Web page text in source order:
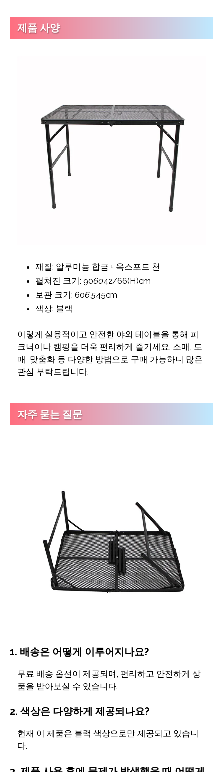
제품 사양
재질: 알루미늄 합금 + 옥스포드 천
펼쳐진 크기: 906042/66(H)cm
보관 크기: 606.545cm
색상: 블랙
이렇게 실용적이고 안전한 야외 테이블을 통해 피
크닉이나 캠핑을 더욱 편리하게 즐기세요. 소매, 도
매, 맞춤화 등 다양한 방법으로 구매 가능하니 많은
관심 부탁드립니다.
자주 묻는 질문
1. 배송은 어떻게 이루어지나요?
무료 배송 옵션이 제공되며, 편리하고 안전하게 상
품을 받아보실 수 있습니다.
2. 색상은 다양하게 제공되나요?
현재 이 제품은 블랙 색상으로만 제공되고 있습니
다.